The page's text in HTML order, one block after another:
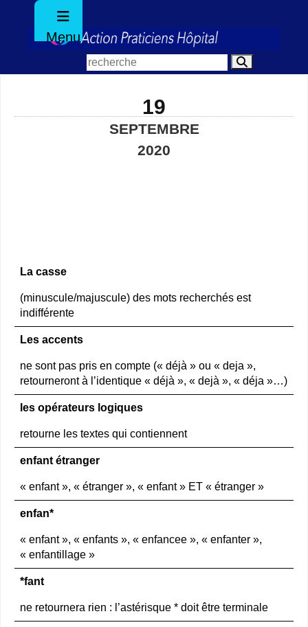
Menu
19
SEPTEMBRE
2020
La casse
(minuscule/majuscule) des mots recherchés est
indifférente
Les accents
ne sont pas pris en compte (« déjà » ou « deja »,
retourneront à l’identique « déjà », « dejà », « déja »…)
les opérateurs logiques
retourne les textes qui contiennent
enfant étranger
« enfant », « étranger », « enfant » ET « étranger »
enfan*
« enfant », « enfants », « enfancee », « enfanter »,
« enfantillage »
*fant
ne retournera rien : l’astérisque * doit être terminale